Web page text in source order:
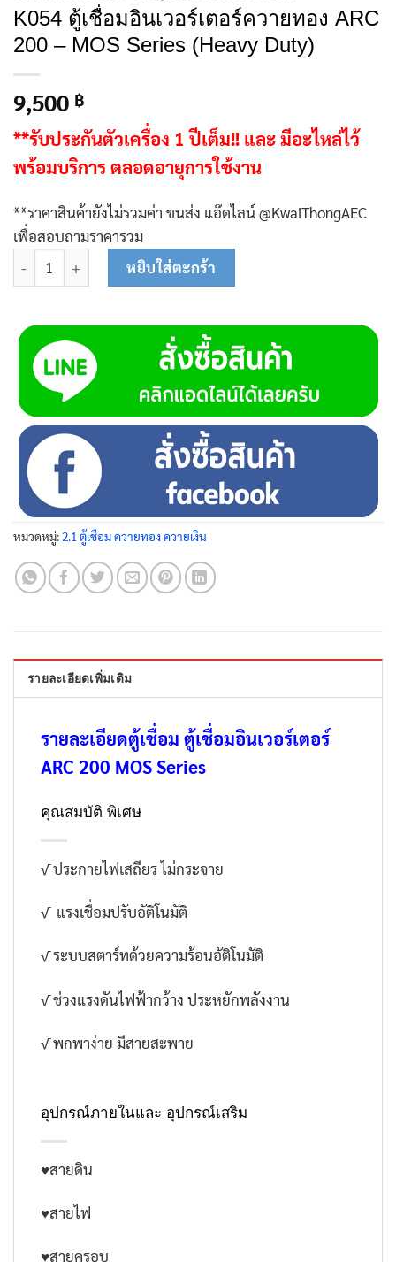
K054 ตู้เชื่อมอินเวอร์เตอร์ควายทอง ARC
200 – MOS Series (Heavy Duty)
9,500 ฿
**รับประกันตัวเครื่อง 1 ปีเต็ม!! และมีอะไหล่ไว้
พร้อมบริการ ตลอดอายุการใช้งาน
**ราคาสินค้ายังไม่รวมค่า ขนส่ง แอ๊ดไลน์ @KwaiThongAEC
เพื่อสอบถามราคารวม
จำนวน K054 ตู้เชื่อมอินเวอร์เตอร์ควายทอง ARC 200 - MOS
หยิบใส่ตะกร้า
หมวดหมู่:2.1 ตู้เชื่อม ควายทอง ควายเงิน
รายละเอียดเพิ่มเติม
รายละเอียดตู้เชื่อม ตู้เชื่อมอินเวอร์เตอร์
ARC 200 MOS Series
คุณสมบัติ พิเศษ
√ ประกายไฟเสถียร ไม่กระจาย
√ แรงเชื่อมปรับอัติโนมัติ
√ ระบบสตาร์ทด้วยความร้อนอัติโนมัติ
√ ช่วงแรงดันไฟฟ้ากว้าง ประหยักพลังงาน
√ พกพาง่าย มีสายสะพาย
อุปกรณ์ภายในและ อุปกรณ์เสริม
♥สายดิน
♥สายไฟ
♥สายครอบ